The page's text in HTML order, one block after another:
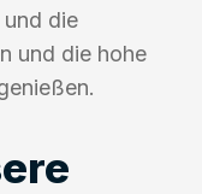
die
und die hohe